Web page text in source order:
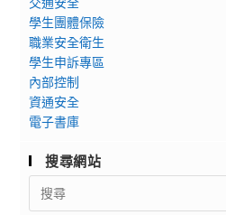
學生團體保險
職業安全衛生
學生申訴專區
內部控制
資通安全
電子書庫
搜尋網站
Search
for: